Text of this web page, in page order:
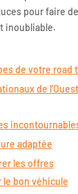
pour faire
inoubliable.
de votre road
de l’Ouest
adaptée
les offres
le bon véhicule